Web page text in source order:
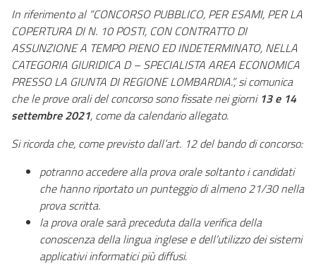
In riferimento al “CONCORSO PUBBLICO, PER ESAMI, PER LA
COPERTURA DI N. 10 POSTI, CON CONTRATTO DI
ASSUNZIONE A TEMPO PIENO ED INDETERMINATO, NELLA
CATEGORIA GIURIDICA D – SPECIALISTA AREA ECONOMICA
PRESSO LA GIUNTA DI REGIONE LOMBARDIA.”, si comunica
che le prove orali del concorso sono fissate nei giorni 13 e 14
settembre 2021, come da calendario allegato.
Si ricorda che, come previsto dall’art. 12 del bando di concorso:
potranno accedere alla prova orale soltanto i candidati
che hanno riportato un punteggio di almeno 21/30 nella
prova scritta.
la prova orale sarà preceduta dalla verifica della
conoscenza della lingua inglese e dell’utilizzo dei sistemi
applicativi informatici più diffusi.